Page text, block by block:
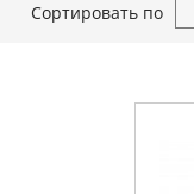
Сортировать по